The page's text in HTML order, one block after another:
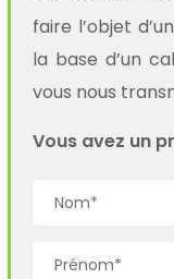
faire l’objet
la base d’un
vous nous
Vous avez un